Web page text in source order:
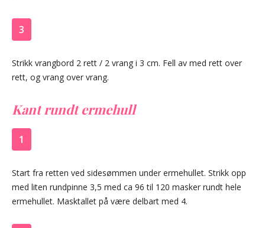
3
Strikk vrangbord 2 rett / 2 vrang i 3 cm. Fell av med rett over
rett, og vrang over vrang.
Kant rundt ermehull
1
Start fra retten ved sidesømmen under ermehullet. Strikk opp
med liten rundpinne 3,5 med ca 96 til 120 masker rundt hele
ermehullet. Masktallet på være delbart med 4.